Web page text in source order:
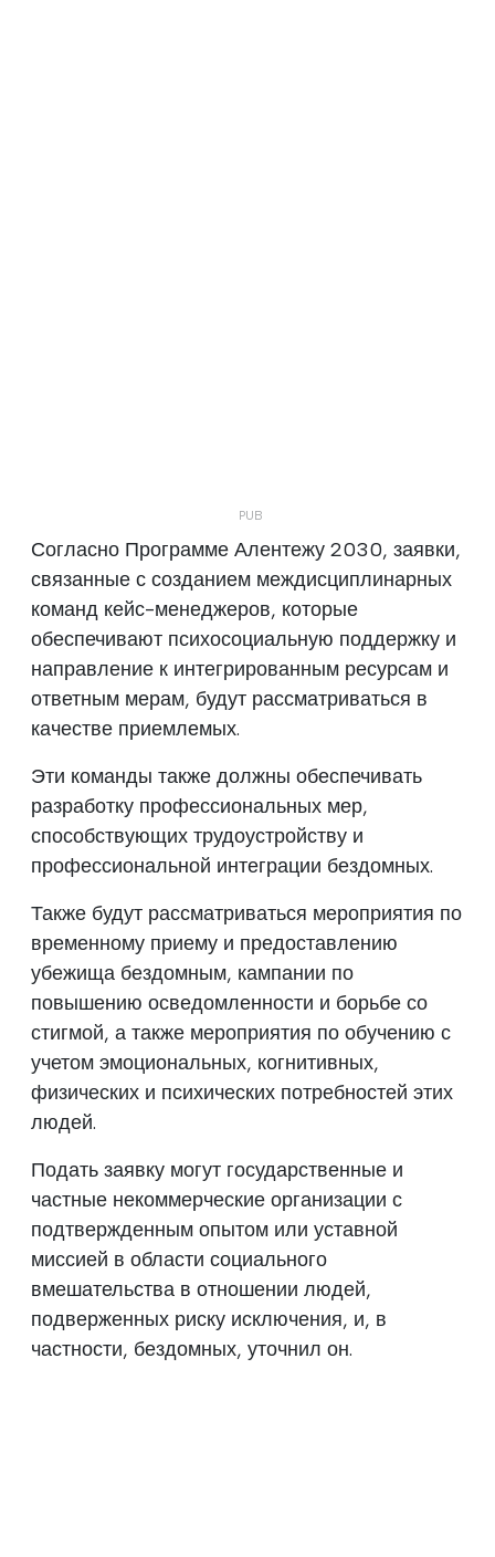
Согласно Программе Алентежу 2030, заявки,
связанные с созданием междисциплинарных
команд кейс-менеджеров, которые
обеспечивают психосоциальную поддержку и
направление к интегрированным ресурсам и
ответным мерам, будут рассматриваться в
качестве приемлемых.
Эти команды также должны обеспечивать
разработку профессиональных мер,
способствующих трудоустройству и
профессиональной интеграции бездомных.
Также будут рассматриваться мероприятия по
временному приему и предоставлению
убежища бездомным, кампании по
повышению осведомленности и борьбе со
стигмой, а также мероприятия по обучению с
учетом эмоциональных, когнитивных,
физических и психических потребностей этих
людей.
Подать заявку могут государственные и
частные некоммерческие организации с
подтвержденным опытом или уставной
миссией в области социального
вмешательства в отношении людей,
подверженных риску исключения, и, в
частности, бездомных, уточнил он.